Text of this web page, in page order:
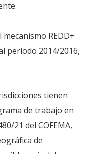
REDD+
período 2014/2016,
tienen
de trabajo en
21 del COFEMA,
de